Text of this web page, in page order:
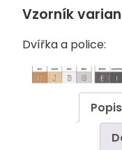
Vzorník
Dvířka a police:
Popis